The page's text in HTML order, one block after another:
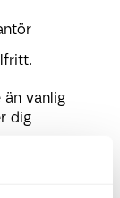
än vanlig
dig